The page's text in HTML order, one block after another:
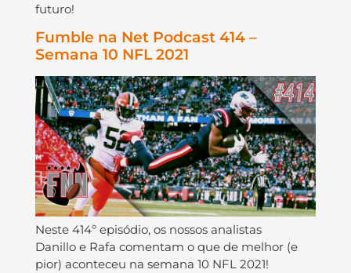
futuro!
Fumble na Net Podcast 414 –
Semana 10 NFL 2021
Neste 414º episódio, os nossos analistas
Danillo e Rafa comentam o que de melhor (e
pior) aconteceu na semana 10 NFL 2021!